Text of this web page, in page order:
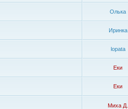
Олька
Иринка
lopata
Еки
Еки
Миха Д.